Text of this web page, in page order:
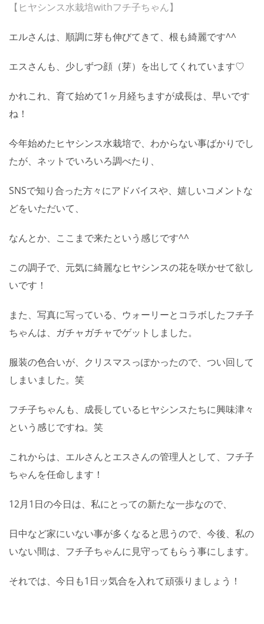
【ヒヤシンス水栽培withフチ子ちゃん】
エルさんは、順調に芽も伸びてきて、根も綺麗です^^
エスさんも、少しずつ顔（芽）を出してくれています♡
かれこれ、育て始めて1ヶ月経ちますが成長は、早いです
ね！
今年始めたヒヤシンス水栽培で、わからない事ばかりでし
たが、ネットでいろいろ調べたり、
SNSで知り合った方々にアドバイスや、嬉しいコメントな
どをいただいて、
なんとか、ここまで来たという感じです^^
この調子で、元気に綺麗なヒヤシンスの花を咲かせて欲し
いです！
また、写真に写っている、ウォーリーとコラボしたフチ子
ちゃんは、ガチャガチャでゲットしました。
服装の色合いが、クリスマスっぽかったので、つい回して
しまいました。笑
フチ子ちゃんも、成長しているヒヤシンスたちに興味津々
という感じですね。笑
これからは、エルさんとエスさんの管理人として、フチ子
ちゃんを任命します！
12月1日の今日は、私にとっての新たな一歩なので、
日中など家にいない事が多くなると思うので、今後、私の
いない間は、フチ子ちゃんに見守ってもらう事にします。
それでは、今日も1日ッ気合を入れて頑張りましょう！